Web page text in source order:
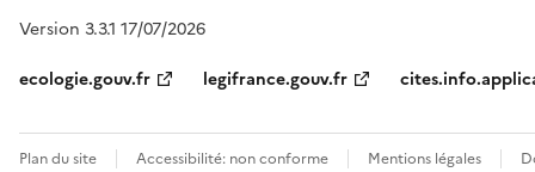
Version 3.3.1 17/07/2026
ecologie.gouv.fr
legifrance.gouv.fr
Plan du site Accessibilité: non conforme Mentions légales